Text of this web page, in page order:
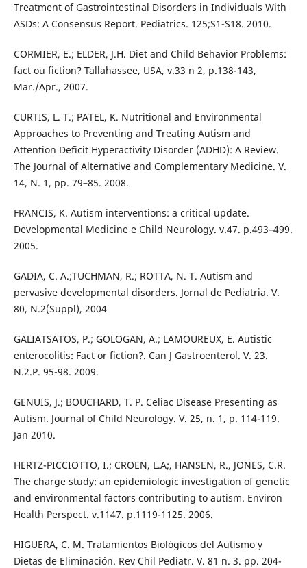
Treatment of Gastrointestinal Disorders in Individuals With
ASDs: A Consensus Report. Pediatrics. 125;S1-S18. 2010.
CORMIER, E.; ELDER, J.H. Diet and Child Behavior Problems:
fact ou fiction? Tallahassee, USA, v.33 n 2, p.138-143,
Mar./Apr., 2007.
CURTIS, L. T.; PATEL, K. Nutritional and Environmental
Approaches to Preventing and Treating Autism and
Attention Deficit Hyperactivity Disorder (ADHD): A Review.
The Journal of Alternative and Complementary Medicine. V.
14, N. 1, pp. 79–85. 2008.
FRANCIS, K. Autism interventions: a critical update.
Developmental Medicine e Child Neurology. v.47. p.493–499.
2005.
GADIA, C. A.;TUCHMAN, R.; ROTTA, N. T. Autism and
pervasive developmental disorders. Jornal de Pediatria. V.
80, N.2(Suppl), 2004
GALIATSATOS, P.; GOLOGAN, A.; LAMOUREUX, E. Autistic
enterocolitis: Fact or fiction?. Can J Gastroenterol. V. 23.
N.2.P. 95-98. 2009.
GENUIS, J.; BOUCHARD, T. P. Celiac Disease Presenting as
Autism. Journal of Child Neurology. V. 25, n. 1, p. 114-119.
Jan 2010.
HERTZ-PICCIOTTO, I.; CROEN, L.A;, HANSEN, R., JONES, C.R.
The charge study: an epidemiologic investigation of genetic
and environmental factors contributing to autism. Environ
Health Perspect. v.1147. p.1119-1125. 2006.
HIGUERA, C. M. Tratamientos Biológicos del Autismo y
Dietas de Eliminación. Rev Chil Pediatr. V. 81 n. 3. pp. 204-